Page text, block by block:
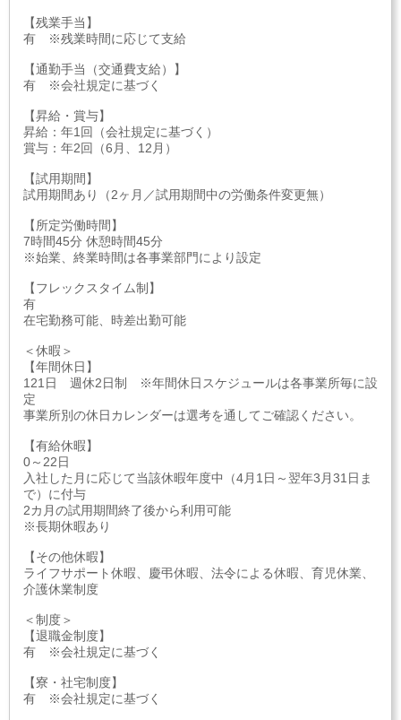
【残業手当】
有 ※残業時間に応じて支給
【通勤手当（交通費支給）】
有 ※会社規定に基づく
【昇給・賞与】
昇給：年1回（会社規定に基づく）
賞与：年2回（6月、12月）
【試用期間】
試用期間あり（2ヶ月／試用期間中の労働条件変更無）
【所定労働時間】
7時間45分 休憩時間45分
※始業、終業時間は各事業部門により設定
【フレックスタイム制】
有
在宅勤務可能、時差出勤可能
＜休暇＞
【年間休日】
121日 週休2日制 ※年間休日スケジュールは各事業所毎に設
定
事業所別の休日カレンダーは選考を通してご確認ください。
【有給休暇】
0～22日
入社した月に応じて当該休暇年度中（4月1日～翌年3月31日ま
で）に付与
2カ月の試用期間終了後から利用可能
※長期休暇あり
【その他休暇】
ライフサポート休暇、慶弔休暇、法令による休暇、育児休業、
介護休業制度
＜制度＞
【退職金制度】
有 ※会社規定に基づく
【寮・社宅制度】
有 ※会社規定に基づく